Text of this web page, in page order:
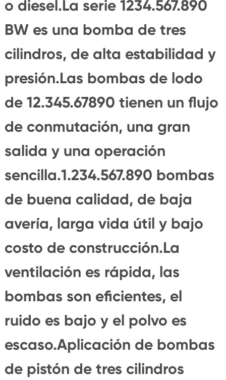
o diesel.La serie 1234.567.890
BW es una bomba de tres
cilindros, de alta estabilidad y
presión.Las bombas de lodo
de 12.345.67890 tienen un flujo
de conmutación, una gran
salida y una operación
sencilla.1.234.567.890 bombas
de buena calidad, de baja
avería, larga vida útil y bajo
costo de construcción.La
ventilación es rápida, las
bombas son eficientes, el
ruido es bajo y el polvo es
escaso.Aplicación de bombas
de pistón de tres cilindros